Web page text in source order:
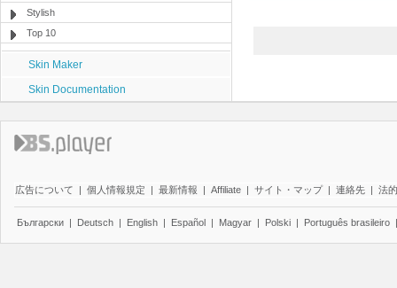
Stylish
Top 10
Skin Maker
Skin Documentation
広告について | 個人情報規定 | 最新情報 | Affiliate | サイト・マップ | 連絡先 | 法
Български | Deutsch | English | Español | Magyar | Polski | Português brasileiro